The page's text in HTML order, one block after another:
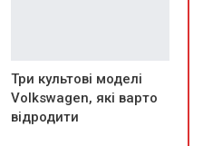
Три культові моделі
Volkswagen, які варто
відродити